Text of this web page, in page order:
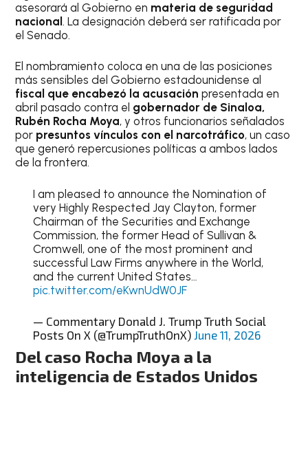
asesorará al Gobierno en materia de seguridad
nacional. La designación deberá ser ratificada por
el Senado.
El nombramiento coloca en una de las posiciones
más sensibles del Gobierno estadounidense al
fiscal que encabezó la acusación presentada en
abril pasado contra el gobernador de Sinaloa,
Rubén Rocha Moya, y otros funcionarios señalados
por presuntos vínculos con el narcotráfico, un caso
que generó repercusiones políticas a ambos lados
de la frontera.
I am pleased to announce the Nomination of
very Highly Respected Jay Clayton, former
Chairman of the Securities and Exchange
Commission, the former Head of Sullivan &
Cromwell, one of the most prominent and
successful Law Firms anywhere in the World,
and the current United States…
pic.twitter.com/eKwnUdW0JF
— Commentary Donald J. Trump Truth Social
Posts On X (@TrumpTruthOnX) June 11, 2026
Del caso Rocha Moya a la
inteligencia de Estados Unidos